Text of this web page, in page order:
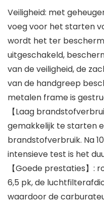
Veiligheid: met
voeg voor het starten
wordt het ter
uitgeschakeld,
van de veiligheid, de
van de handgreep
metalen frame is
【Laag
gemakkelijk te starten
brandstofverbruik. Na
intensieve test is het
【Goede prestaties】
6,5 pk, de
waardoor de